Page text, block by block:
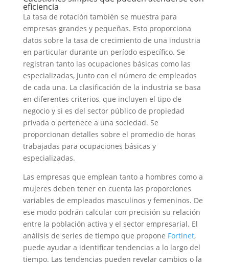
eficiencia
La tasa de rotación también se muestra para
empresas grandes y pequeñas. Esto proporciona
datos sobre la tasa de crecimiento de una industria
en particular durante un período específico. Se
registran tanto las ocupaciones básicas como las
especializadas, junto con el número de empleados
de cada una. La clasificación de la industria se basa
en diferentes criterios, que incluyen el tipo de
negocio y si es del sector público de propiedad
privada o pertenece a una sociedad. Se
proporcionan detalles sobre el promedio de horas
trabajadas para ocupaciones básicas y
especializadas.
Las empresas que emplean tanto a hombres como a
mujeres deben tener en cuenta las proporciones
variables de empleados masculinos y femeninos. De
ese modo podrán calcular con precisión su relación
entre la población activa y el sector empresarial. El
análisis de series de tiempo que propone Fortinet,
puede ayudar a identificar tendencias a lo largo del
tiempo. Las tendencias pueden revelar cambios o la